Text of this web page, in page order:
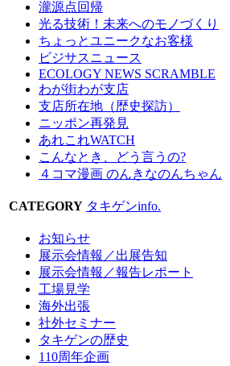
瀧源点回帰
光る技術！未来へのモノづくり
ちょっとユニークなお客様
ビジサスニュース
ECOLOGY NEWS SCRAMBLE
わが街わが支店
支店所在地（歴史探訪）
ニッポン再発見
あれこれWATCH
こんなとき、どう言うの?
４コマ漫画 のんきなのんちゃん
CATEGORY タキゲンinfo.
お知らせ
展示会情報／出展告知
展示会情報／報告レポート
工場見学
海外出張
社外セミナー
タキゲンの歴史
110周年企画